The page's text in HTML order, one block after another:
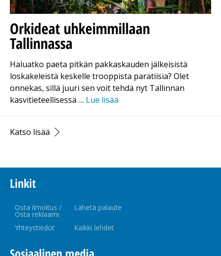
Orkideat uhkeimmillaan
Tallinnassa
Haluatko paeta pitkän pakkaskauden jälkeisistä
loskakeleistä keskelle trooppista paratiisia? Olet
onnekas, sillä juuri sen voit tehdä nyt Tallinnan
kasvitieteellisessä … Lue lisää
Katso lisää
Linkit
Osta ilmoitus /
Osta reklaami
Lähetä palaute
Yhteystiedot Kaikki lehdet